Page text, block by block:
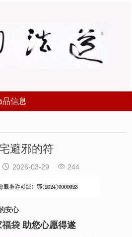
品信息
避邪的符
 2026-03-29  244
安心
福袋助您心愿得遂